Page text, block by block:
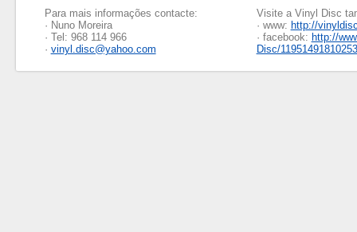
Para mais informações contacte:
· Nuno Moreira
· Tel: 968 114 966
· vinyl.disc@yahoo.com
Visite a Vinyl Disc
· www: http://
· facebook: http://
Disc/